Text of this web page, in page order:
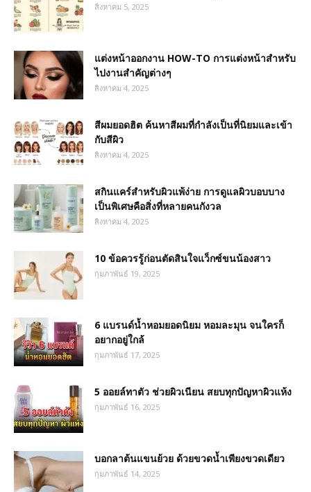
สิงหาคม 5, 2025
แต่งหน้าออกงาน HOW-TO การแต่งหน้าสำหรับ
ไปงานสำคัญต่างๆ
สิงหาคม 4, 2025
สีผมยอดฮิต ค้นหาสีผมที่กำลังเป็นที่นิยมและเข้า
กับสีผิว
สิงหาคม 4, 2025
สกินแคร์สำหรับผิวแพ้ง่าย การดูแลผิวบอบบาง
เป็นพิเศษคือสิ่งที่หลายคนกังวล
สิงหาคม 4, 2025
10 ข้อควรรู้ก่อนตัดสินใจแว็กซ์ขนน้องสาว
กุมภาพันธ์ 19, 2025
6 แบรนด์น้ำหอมยอดนิยม หอมละมุน จนใครก็
อยากอยู่ใกล้
กุมภาพันธ์ 17, 2025
5 ออยล์ทาตัว ช่วยผิวเนียน สยบทุกปัญหาผิวแห้ง
กุมภาพันธ์ 16, 2025
บอกลาต้นแขนย้วย ด้วยขวดน้ำเพียงขวดเดียว
กุมภาพันธ์ 14, 2025